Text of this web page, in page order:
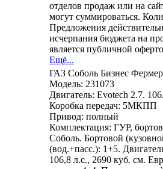
отделов продаж или на
могут суммироваться.
Предложения
исчерпания бюджета на
является публичной
Ещё...
ГАЗ Соболь Бизнес Фермер
Модель: 231073
Двигатель: Evotech 2.7.
Коробка передач: 5МКПП
Привод: полный
Комплектация: ГУР,
Соболь. Бортовой
(вод.+пасс.): 1+5.
106,8 л.с., 2690 куб. см.